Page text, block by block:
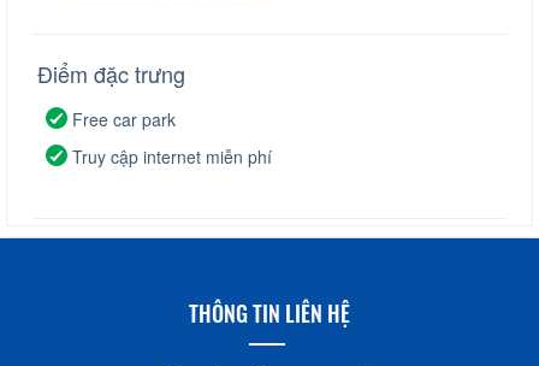
Điểm đặc trưng
Free car park
Truy cập internet miễn phí
THÔNG TIN LIÊN HỆ